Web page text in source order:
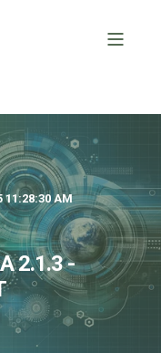
11:28:30 AM
2.1.3 -